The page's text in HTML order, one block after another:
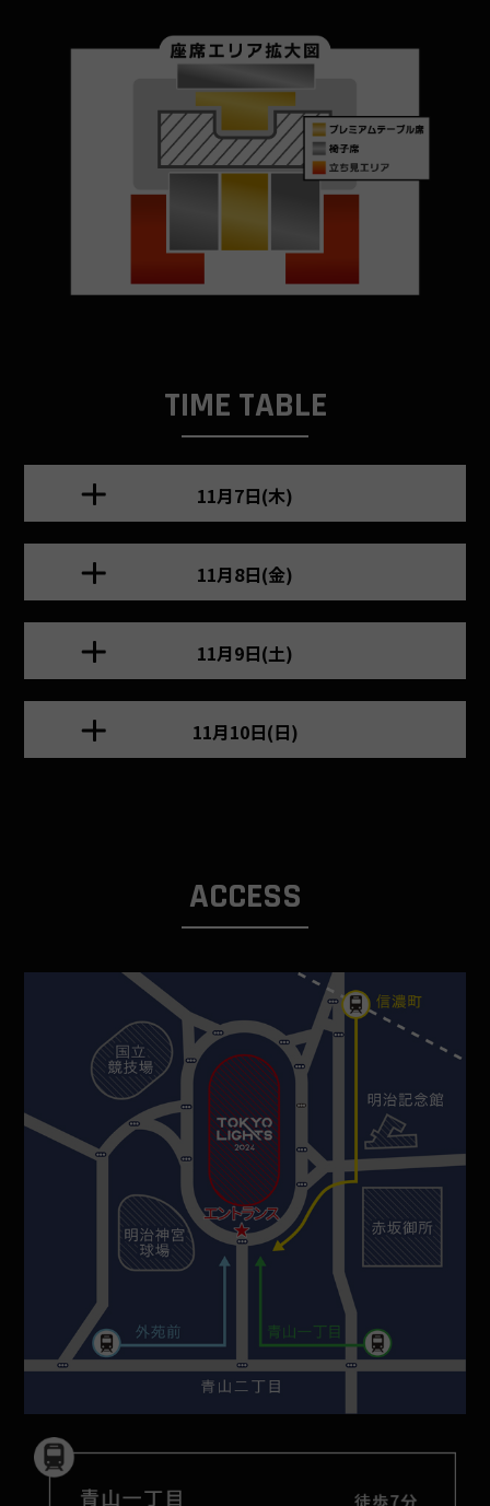
TIME TABLE
11月7日(木)
11月8日(金)
11月9日(土)
11月10日(日)
ACCESS